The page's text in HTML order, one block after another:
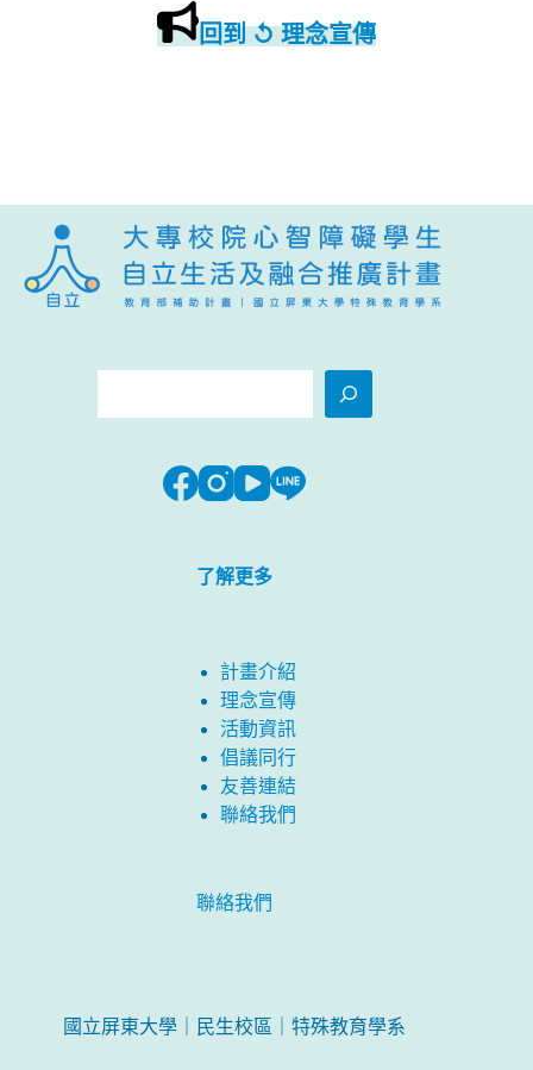
回到 ↺ 理念宣傳
了解更多
計畫介紹
理念宣傳
活動資訊
倡議同行
友善連結
聯絡我們
聯絡我們
國立屏東大學｜民生校區｜特殊教育學系